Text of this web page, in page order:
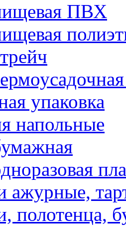
ПВХ
упаковка
напольные
ажурные,
полотенца,